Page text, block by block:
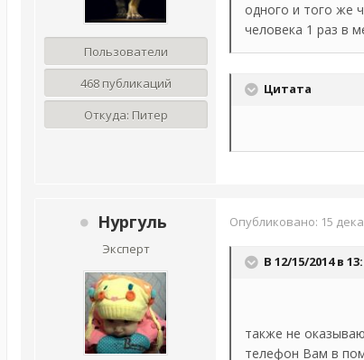
Пользователи
468 публикаций
Откуда: Питер
одного и того же
человека 1 раз в
Цитата
Нургуль
Эксперт
Опубликовано: 15
В 12/15/2014 в
также не
телефон Вам в